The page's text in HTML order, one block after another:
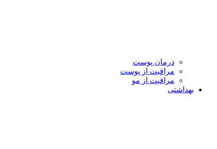
درمان پوست
مراقبت از پوست
مراقبت از مو
بهداشتی